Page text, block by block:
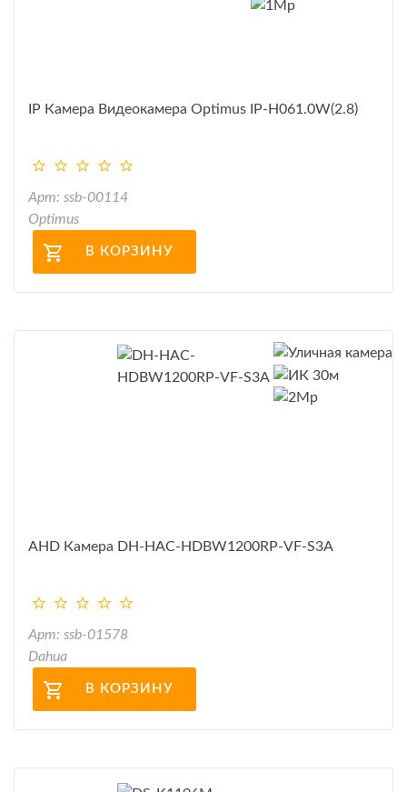
IP Камера Видеокамера Optimus IP-H061.0W(2.8)
Арт: ssb-00114
Optimus
В КОРЗИНУ
AHD Камера DH-HAC-HDBW1200RP-VF-S3A
Арт: ssb-01578
Dahua
В КОРЗИНУ